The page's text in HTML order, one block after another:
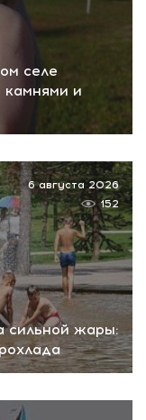
селе
камнями и
сильной жары:
6 августа 2026
152